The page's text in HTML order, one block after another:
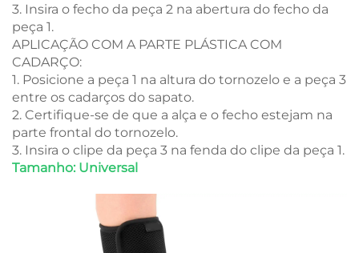
3. Insira o fecho da peça 2 na abertura do fecho da
peça 1.
APLICAÇÃO COM A PARTE PLÁSTICA COM
CADARÇO:
1. Posicione a peça 1 na altura do tornozelo e a peça 3
entre os cadarços do sapato.
2. Certifique-se de que a alça e o fecho estejam na
parte frontal do tornozelo.
3. Insira o clipe da peça 3 na fenda do clipe da peça 1.
Tamanho: Universal